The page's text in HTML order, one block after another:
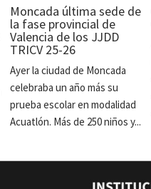
Moncada última sede de
la fase provincial de
Valencia de los JJDD
TRICV 25-26
Ayer la ciudad de Moncada
celebraba un año más su
prueba escolar en modalidad
Acuatlón. Más de 250 niños y...